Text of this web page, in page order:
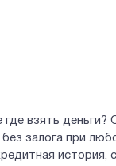
взять
залога при
история,